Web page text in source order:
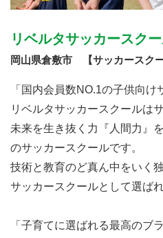
リベルタサッカースク
岡山県倉敷市 【サッカースクー
「国内会員数NO.1の子供向け
リベルタサッカースクールは
未来を生き抜く力『人間力』
のサッカースクールです。
技術と教育のど真ん中をいく
サッカースクールとして選ば
「子育てに選ばれる最高のブ